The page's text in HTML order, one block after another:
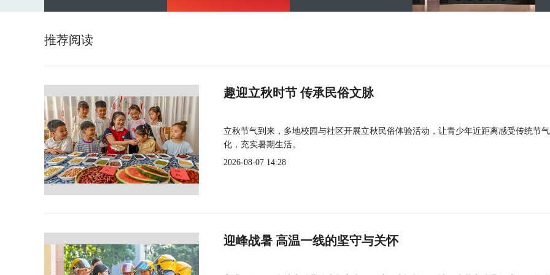
推荐阅读
趣迎立秋时节 传承民俗文脉
立秋节气到来，多地校园与社区开展立秋民俗体验活动，让青少年近距离感受传统节
化，充实暑期生活。
2026-08-07 14:28
迎峰战暑 高温一线的坚守与关怀